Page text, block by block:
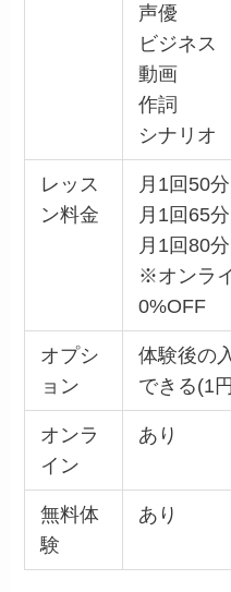
声優
ビジネス
動画
作詞
シナリオ
レッス
ン料金
月1回50
月1回65
月1回80
※オンラ
0%OFF
オプシ
ョン
体験後の
できる(1
オンラ
イン
あり
無料体
験
あり